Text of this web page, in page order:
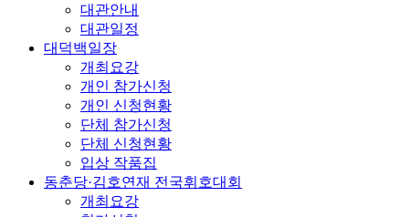
대관안내
대관일정
대덕백일장
개최요강
개인 참가신청
개인 신청현황
단체 참가신청
단체 신청현황
입상 작품집
동춘당·김호연재 전국휘호대회
개최요강